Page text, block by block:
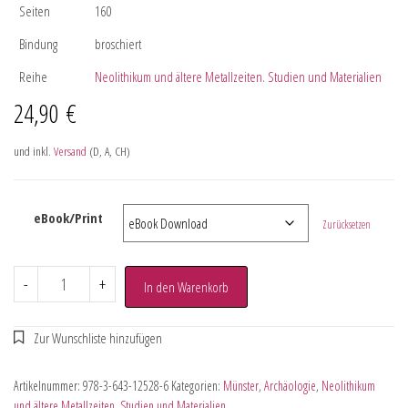
Seiten
160
Bindung
broschiert
Reihe
Neolithikum und ältere Metallzeiten. Studien und Materialien
24,90 €
und inkl. Versand (D, A, CH)
eBook/Print Zurücksetzen
- + In den Warenkorb
Artikelnummer: 978-3-643-12528-6 Kategorien: Münster, Archäologie, Neolithikum